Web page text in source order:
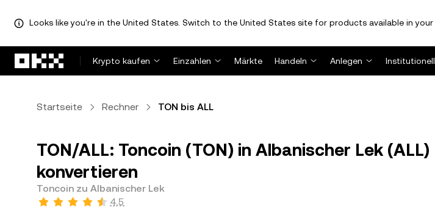
Looks like you're in the United States. Switch to the United States site for products available in your
Krypto kaufen
Einzahlen Märkte Handeln Anlegen Institutionell
Startseite Rechner TON bis ALL
TON/ALL: Toncoin (TON) in Albanischer Lek (ALL)
konvertieren
Toncoin zu Albanischer Lek
4,5